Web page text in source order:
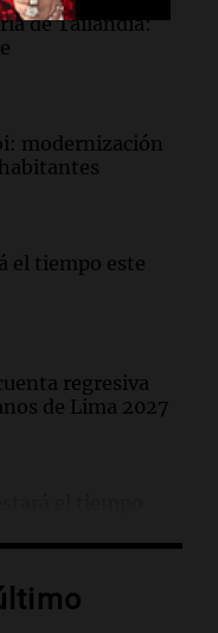
de Tailandia:
modernización
el tiempo este
regresiva
de Lima 2027